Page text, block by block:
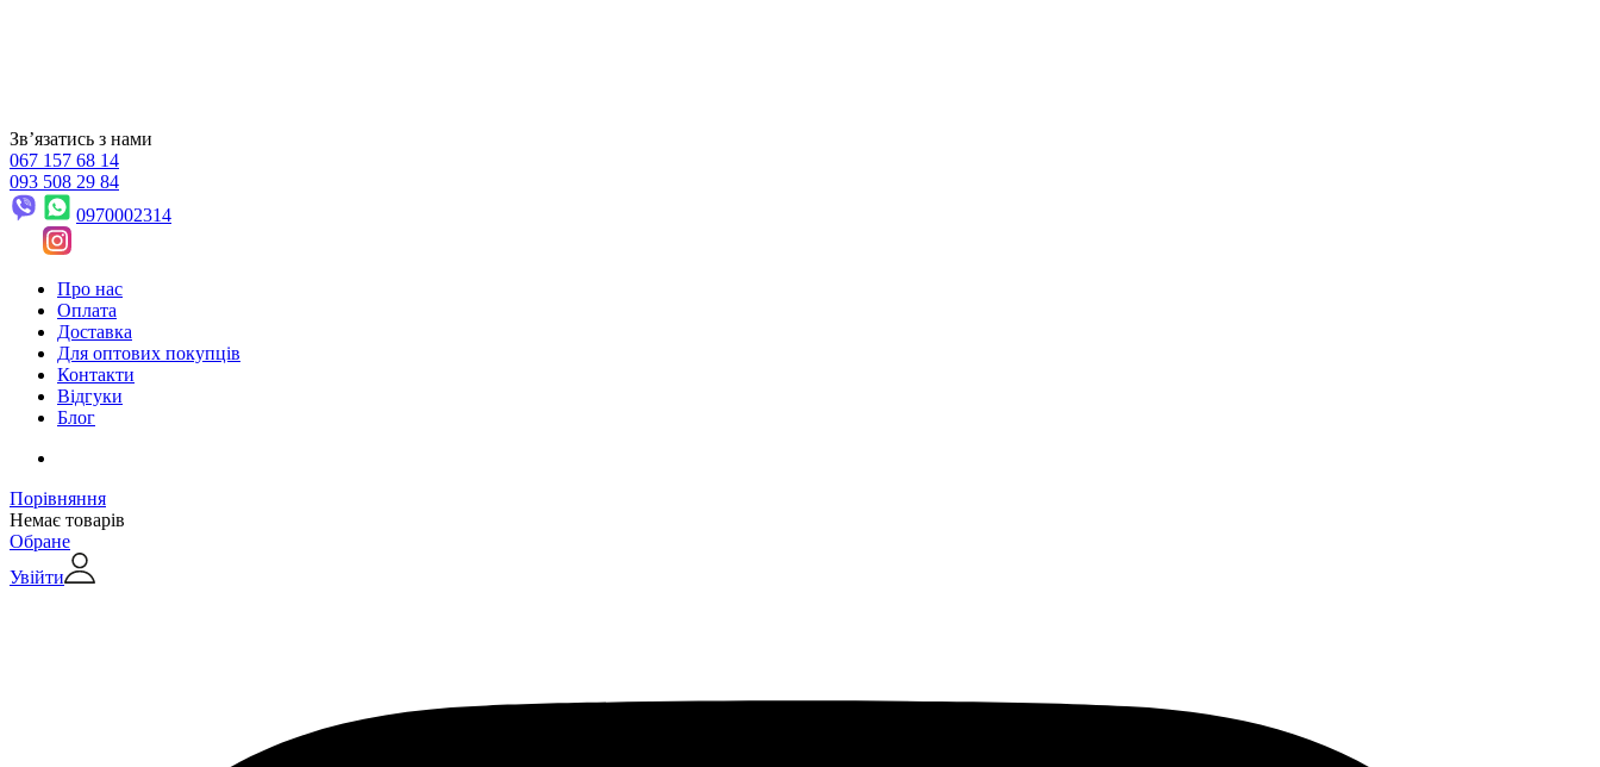
Звʼязатись з нами
067 157 68 14
093 508 29 84
0970002314
Про нас
Оплата
Доставка
Для оптових покупців
Контакти
Відгуки
Блог
Порівняння
Немає товарів
Обране
Увійти